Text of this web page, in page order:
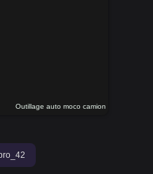
Outillage auto moco camion